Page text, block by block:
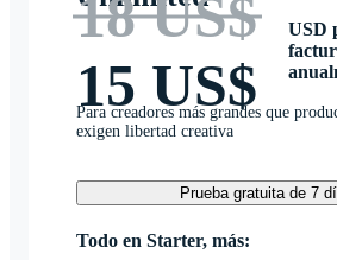
18 US$
15 US$
USD
Para creadores más grandes que
exigen libertad creativa
Prueba gratuita de 7
Todo en Starter, más: